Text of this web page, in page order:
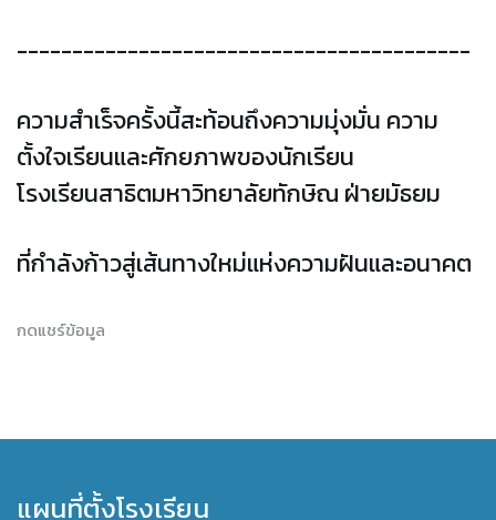
-----------------------------------------
ความสำเร็จครั้งนี้สะท้อนถึงความมุ่งมั่น ความ
ตั้งใจเรียนและศักยภาพของนักเรียน
โรงเรียนสาธิตมหาวิทยาลัยทักษิณ ฝ่ายมัธยม
ที่กำลังก้าวสู่เส้นทางใหม่แห่งความฝันและอนาคต
กดแชร์ข้อมูล
แผนที่ตั้งโรงเรียน